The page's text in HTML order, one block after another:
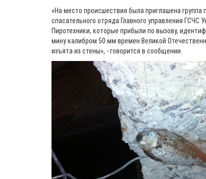
«На место происшествия была приглашена группа
спасательного отряда Главного управления ГСЧС
Пиротехники, которые прибыли по вызову,
мину калибром 50 мм времен Великой
изъята из стены», - говорится в сообщении.